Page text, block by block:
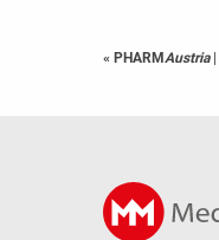
« PHARMAustria |